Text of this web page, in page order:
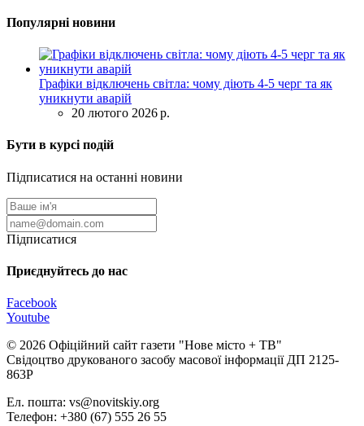
Популярні новини
Графіки відключень світла: чому діють 4-5 черг та як
уникнути аварій
20 лютого 2026 р.
Бути в курсі подій
Підписатися на останні новини
Підписатися
Приєднуйтесь до нас
Facebook
Youtube
© 2026 Офіційний сайт газети "Нове мiсто + ТВ"
Свідоцтво друкованого засобу масової інформації ДП 2125-
863Р
Ел. пошта: vs@novitskiy.org
Телефон: +380 (67) 555 26 55